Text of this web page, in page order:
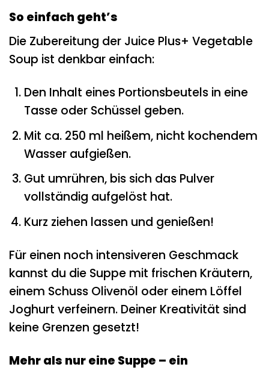
So einfach geht’s
Die Zubereitung der Juice Plus+ Vegetable
Soup ist denkbar einfach:
Den Inhalt eines Portionsbeutels in eine
Tasse oder Schüssel geben.
Mit ca. 250 ml heißem, nicht kochendem
Wasser aufgießen.
Gut umrühren, bis sich das Pulver
vollständig aufgelöst hat.
Kurz ziehen lassen und genießen!
Für einen noch intensiveren Geschmack
kannst du die Suppe mit frischen Kräutern,
einem Schuss Olivenöl oder einem Löffel
Joghurt verfeinern. Deiner Kreativität sind
keine Grenzen gesetzt!
Mehr als nur eine Suppe – ein